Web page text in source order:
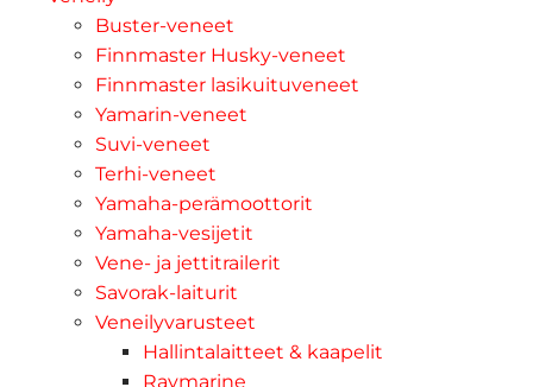
Buster-veneet
Finnmaster Husky-veneet
Finnmaster lasikuituveneet
Yamarin-veneet
Suvi-veneet
Terhi-veneet
Yamaha-perämoottorit
Yamaha-vesijetit
Vene- ja jettitrailerit
Savorak-laiturit
Veneilyvarusteet
Hallintalaitteet & kaapelit
Raymarine